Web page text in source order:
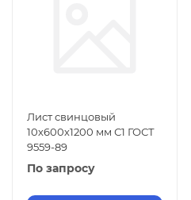
Лист свинцовый
10х600х1200 мм С1 ГОСТ
9559-89
По запросу